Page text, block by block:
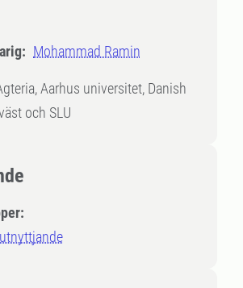
Mohammad Ramin
Aarhus universitet, Danish
och SLU